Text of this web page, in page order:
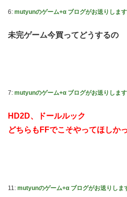
る存在になってしまう
【ウマ娘】（悲報）ナイスネイチ
【バンダイ】「食玩」「プライ
う」にブチギレｗｗｗ
【〈物語〉シリーズ】セガ「忍
【画像】令和最新版のあのちゃ
「俺って面白いやろ？」みたい
6: mutyunのゲーム+α ブログがお送りします
未完ゲーム今買ってどうするの
7: mutyunのゲーム+α ブログがお送りします
HD2D、ドールルック
どちらもFFでこそやってほしか
11: mutyunのゲーム+α ブログがお送りしま